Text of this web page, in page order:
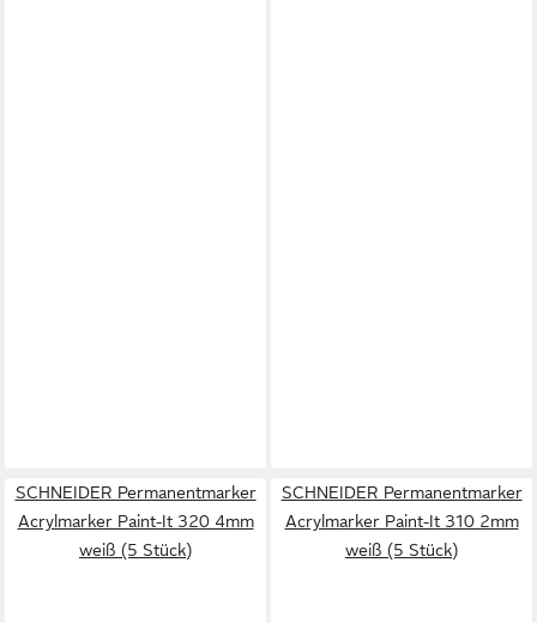
SCHNEIDER Permanentmarker
Acrylmarker Paint-It 320 4mm
weiß (5 Stück)
SCHNEIDER Permanentmarker
Acrylmarker Paint-It 310 2mm
weiß (5 Stück)